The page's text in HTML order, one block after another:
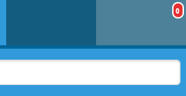
0